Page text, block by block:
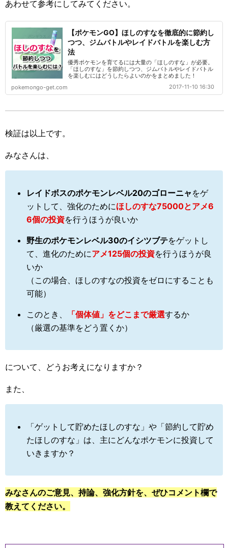
あわせて参考にしてみてください。
【ポケモンGO】ほしのすなを徹底的に節約し
つつ、ジムバトルやレイドバトルを楽しむ方
法
優秀ポケモンを育てるには大量の「ほしのすな」が必要。
「ほしのすな」を節約しつつ、ジムバトルやレイドバトル
を楽しむにはどうしたらよいのかをまとめました！
pokemongo-get.com
2017-11-10 16:30
検証は以上です。
みなさんは、
レイドボスのポケモンレベル20のゴローニャ をゲ
ットして、強化のためにほしのすな75000とアメ6
6個の投資を行うほうが良いか
野生のポケモンレベル30のイシツブテをゲットし
て、進化のためにアメ125個の投資を行うほうが良
いか
（この場合、ほしのすなの投資をゼロにすることも
可能）
このとき、 「個体値」をどこまで厳選するか
（厳選の基準をどう置くか）
について、どうお考えになりますか？
また、
「ゲットして貯めたほしのすな」や「節約して貯め
たほしのすな」は、主にどんなポケモンに投資して
いきますか？
みなさんのご意見、持論、強化方針を、ぜひコメント欄で
教えてください。